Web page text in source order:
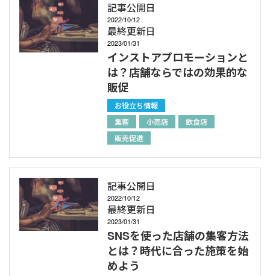
記事公開日
2022/10/12
最終更新日
2023/01/31
インストアプロモーションと
は？店舗ならではの効果的な
販促
お役立ち情報
集客
小売店
飲食店
販売促進
記事公開日
2022/10/12
最終更新日
2023/01/31
SNSを使った店舗の集客方法
とは？時代に合った施策を始
めよう